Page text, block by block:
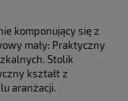
komponujący się z
mały: Praktyczny
Stolik
kształt z
aranżacji.